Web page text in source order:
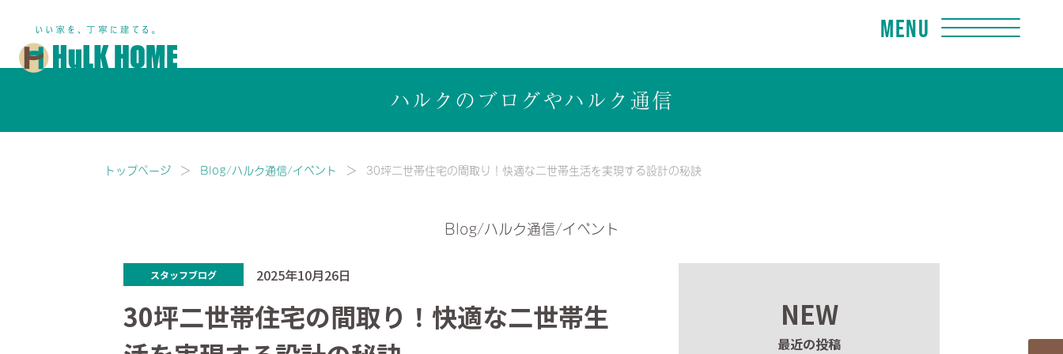
Menu
ハルクのブログやハルク通信
トップページ Blog/ハルク通信/イベント 30坪二世帯住宅の間取り！快適な二世帯生活を実現する設計の秘訣
Blog/ハルク通信/イベント
スタッフブログ 2025年10月26日
30坪二世帯住宅の間取り！快適な二世帯生
NEW
最近の投稿